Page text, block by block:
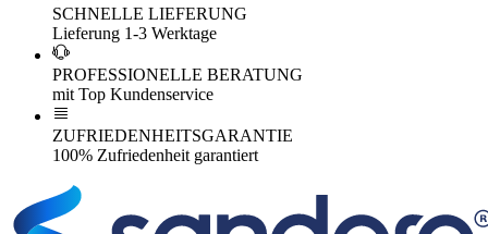
SCHNELLE LIEFERUNG
Lieferung 1-3 Werktage
PROFESSIONELLE BERATUNG
mit Top Kundenservice
ZUFRIEDENHEITSGARANTIE
100% Zufriedenheit garantiert